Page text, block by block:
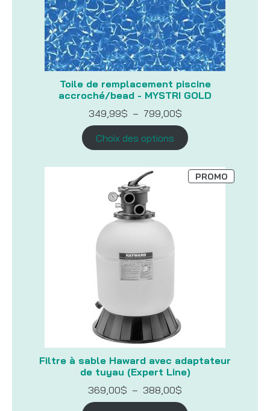
Toile de remplacement piscine
accroché/bead - MYSTRI GOLD
349,99$ – 799,00$Plage
prix :
349,99$
à
Choix des options
Filtre à sable Haward avec adaptateur
de tuyau (Expert Line)
PROMOPRODUIT
EN
369,00$ – 388,00$